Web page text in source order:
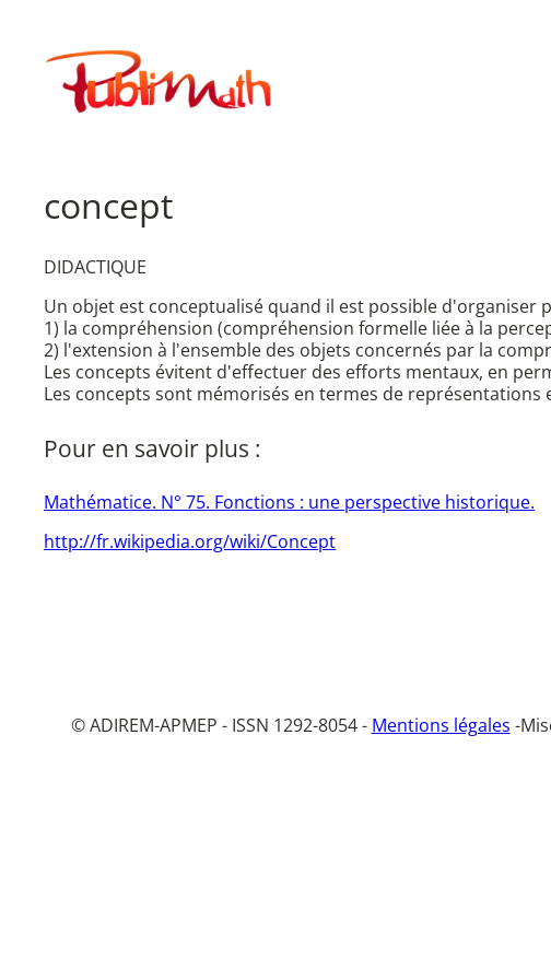
contenuPublimath
concept
DIDACTIQUE
Un objet est conceptualisé quand il est possible d'organiser
1) la compréhension (compréhension formelle liée à la
2) l'extension à l'ensemble des objets concernés par la
Les concepts évitent d'effectuer des efforts mentaux, en
Les concepts sont mémorisés en termes de représentations
Pour en savoir plus :
Mathématice. N° 75. Fonctions : une perspective historique.
http://fr.wikipedia.org/wiki/Concept
© ADIREM-APMEP - ISSN 1292-8054 - Mentions légales -